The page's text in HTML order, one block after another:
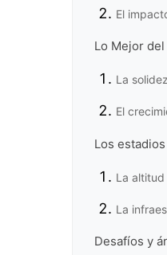
El
Lo Mejor
La
El
Los
La
La
Desafíos y